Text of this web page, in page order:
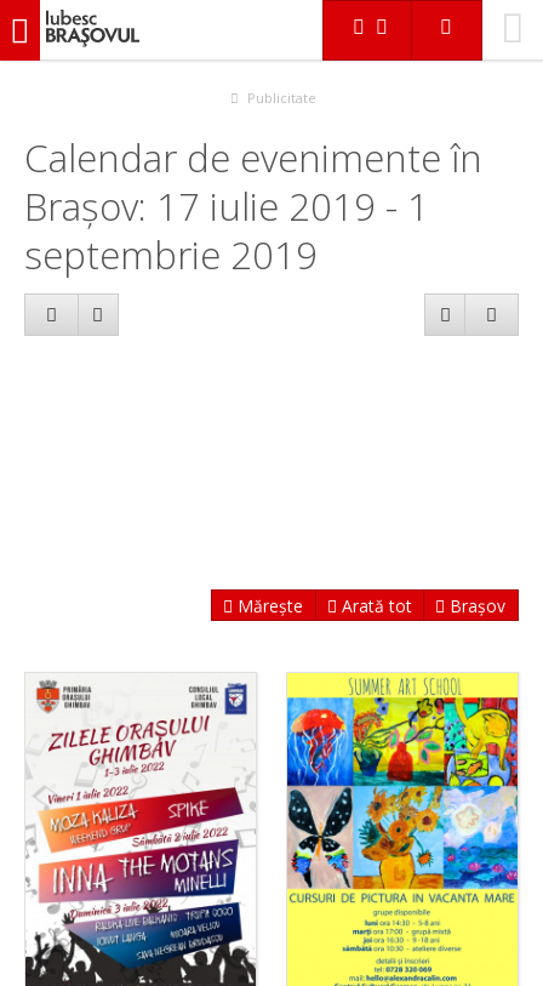
iubescbraşovul.ro
Publicitate
Calendar de evenimente în
Brașov: 17 iulie 2019 - 1
septembrie 2019
Mărește Arată tot Brașov